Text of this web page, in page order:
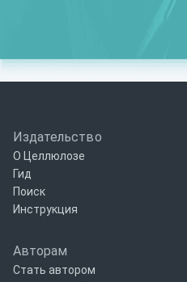
Издательство
О Целлюлозе
Гид
Поиск
Инструкция
Авторам
Стать автором